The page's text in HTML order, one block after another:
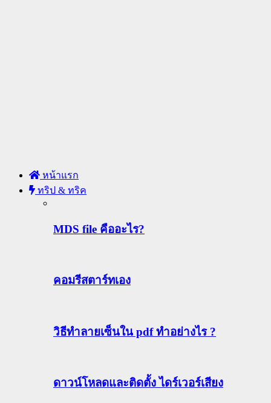
หน้าแรก
ทริป & ทริค
MDS file คืออะไร?
คอมรีสตาร์ทเอง
วิธีทําลายเซ็นใน pdf ทำอย่างไร ?
ดาวน์โหลดและติดตั้ง ไดร์เวอร์เสียง